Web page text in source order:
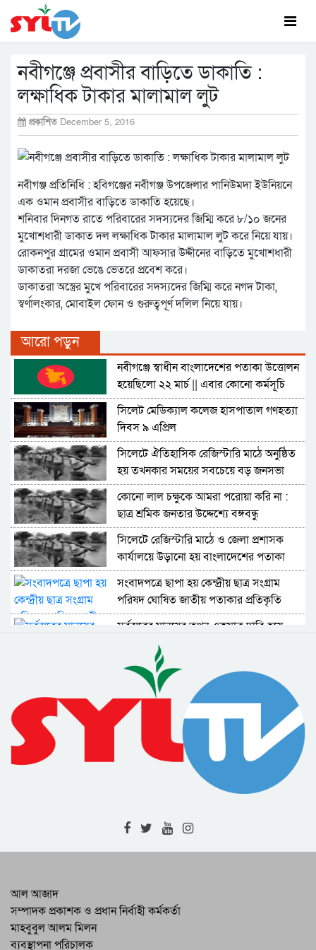
নবীগঞ্জে প্রবাসীর বাড়িতে ডাকাতি :
লক্ষাধিক টাকার মালামাল লুট
প্রকাশিত December 5, 2016
নবীগঞ্জ প্রতিনিধি : হবিগঞ্জের নবীগঞ্জ উপজেলার পানিউমদা ইউনিয়নে
এক ওমান প্রবাসীর বাড়িতে ডাকাতি হয়েছে।
শনিবার দিনগত রাতে পরিবারের সদস্যদের জিম্মি করে ৮/১০ জনের
মুখোশধারী ডাকাত দল লক্ষাধিক টাকার মালামাল লুট করে নিয়ে যায়।
রোকনপুর গ্রামের ওমান প্রবাসী আফসার উদ্দীনের বাড়িতে মুখোশধারী
ডাকাতরা দরজা ভেঙে ভেতরে প্রবেশ করে।
ডাকাতরা অস্ত্রের মুখে পরিবারের সদস্যদের জিম্মি করে নগদ টাকা,
স্বর্ণালংকার, মোবাইল ফোন ও গুরুত্বপূর্ণ দলিল নিয়ে যায়।
আরো পড়ুন
নবীগঞ্জে স্বাধীন বাংলাদেশের পতাকা উত্তোলন
হয়েছিলো ২২ মার্চ || এবার কোনো কর্মসূচি
নেই
সিলেট মেডিক্যাল কলেজ হাসপাতাল গণহত্যা
দিবস ৯ এপ্রিল
সিলেটে ঐতিহাসিক রেজিস্টারি মাঠে অনুষ্ঠিত
হয় তখনকার সময়ের সবচেয়ে বড় জনসভা
কোনো লাল চক্ষুকে আমরা পরোয়া করি না :
ছাত্র শ্রমিক জনতার উদ্দেশ্যে বঙ্গবন্ধু
সিলেটে রেজিস্টারি মাঠে ও জেলা প্রশাসক
কার্যালয়ে উড়ানো হয় বাংলাদেশের পতাকা
সংবাদপত্রে ছাপা হয় কেন্দ্রীয় ছাত্র সংগ্রাম
পরিষদ ঘোষিত জাতীয় পতাকার প্রতিকৃতি
সর্বস্তরের মানুষের তখন একমাত্র দাবি হয়ে
উঠেছে বাংলাদেশের স্বাধীনতা
বঙ্গবন্ধুর নেতৃত্বে তত্ত্বাবধায়ক সরকার গঠনের
আহবান জানান মাওলানা ভাসানী
জয়দেবপুরে ইস্ট বেঙ্গল রেজিমেন্টকে নিরস্ত্র
করতে ব্যর্থ হয় পাকিস্তানি সেনারা
বঙ্গবন্ধু স্লোগান ধরলেন ‘বীর বাঙালি অস্ত্র ধরো,
বাংলাদেশ স্বাধীন করো’
দুঃখিনী বাংলায় আমার জন্মদিনই বা কি আর
তাদের সঙ্গে আপস নেই
আল আজাদ
সম্পাদক প্রকাশক ও প্রধান নির্বাহী কর্মকর্তা
মাহবুবুল আলম মিলন
ব্যবস্থাপনা পরিচালক